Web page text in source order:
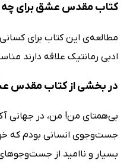
کتاب مقدس عشق برای
مطالعه‌ی این کتاب برای
ادبی رمانتیک علاقه دارند
در بخشی از کتاب مقدس
بی‌همتای من! من، در جهانی
جست‌وجوی انسانی بودم که
بسیار و ناامید از